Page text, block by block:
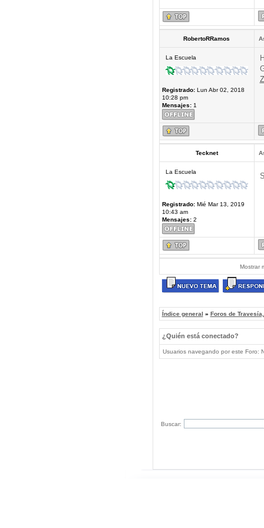
RobertoRRamos
La Escuela
Registrado:Lun Abr 02, 2018
10:28 pm
Mensajes:1
Tecknet
La Escuela
Registrado:Mié Mar 13, 2019
10:43 am
Mensajes:2
Mostrar
Índice general » Foros de
¿Quién está conectado?
Usuarios navegando por este Foro:
Buscar: